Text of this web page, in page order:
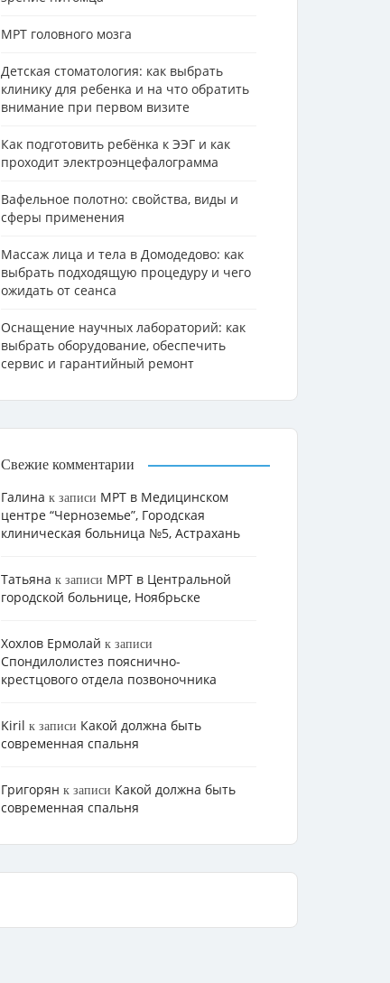
МРТ головного мозга
Детская стоматология: как выбрать
клинику для ребенка и на что обратить
внимание при первом визите
Как подготовить ребёнка к ЭЭГ и как
проходит электроэнцефалограмма
Вафельное полотно: свойства, виды и
сферы применения
Массаж лица и тела в Домодедово: как
выбрать подходящую процедуру и чего
ожидать от сеанса
Оснащение научных лабораторий: как
выбрать оборудование, обеспечить
сервис и гарантийный ремонт
Свежие комментарии
Галина к записи МРТ в Медицинском
центре “Черноземье”, Городская
клиническая больница №5, Астрахань
Татьяна к записи МРТ в Центральной
городской больнице, Ноябрьске
Хохлов Ермолай к записи
Cпондилолистез пояснично-
крестцового отдела позвоночника
Kiril к записи Какой должна быть
современная спальня
Григорян к записи Какой должна быть
современная спальня